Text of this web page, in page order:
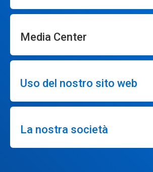
Media Center
Uso del nostro sito web
La nostra società